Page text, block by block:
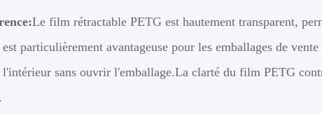
Le film rétractable PETG est hautement transparent,
particulièrement avantageuse pour les emballages de
sans ouvrir l'emballage.La clarté du film PETG